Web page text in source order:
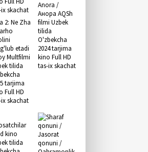
2: Ne Zha
etadi
Multfilmi
tilida
tarjima
Full HD
skachat
Anora /
Анора AQSh
filmi Uzbek
tilida
O'zbekcha
2024 tarjima
kino Full HD
tas-ix skachat